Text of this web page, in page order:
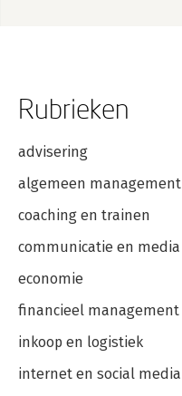
Rubrieken
advisering
algemeen management
coaching en trainen
communicatie en media
economie
financieel management
inkoop en logistiek
internet en social media